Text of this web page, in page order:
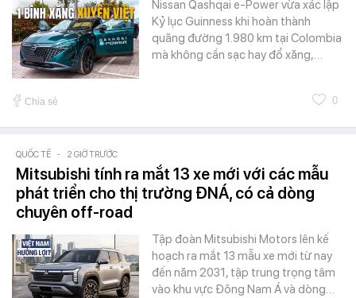
Nissan Qashqai e-Power vừa xác lập
Kỷ lục Guinness khi hoàn thành
quãng đường 1.980 km tại Colombia
mà không cần sạc hay đổ xăng,…
Chia sẻ 0
QUỐC TẾ - 2 GIỜ TRƯỚC
Mitsubishi tính ra mắt 13 xe mới với các mẫu
phát triển cho thị trường ĐNÁ, có cả dòng
chuyên off-road
Tập đoàn Mitsubishi Motors lên kế
hoạch ra mắt 13 mẫu xe mới từ nay
đến năm 2031, tập trung trọng tâm
vào khu vực Đông Nam Á và dòng…